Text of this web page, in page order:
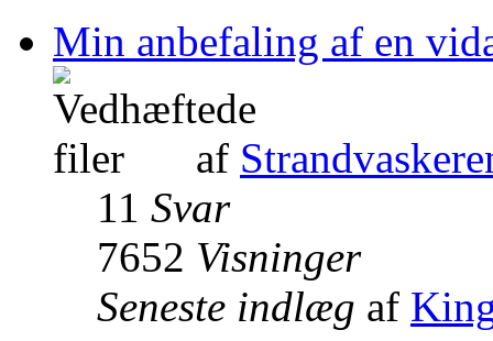
Min anbefaling af en
af
11 Svar
7652 Visninger
Seneste indlæg af